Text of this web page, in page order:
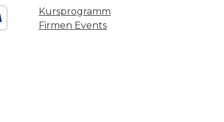
Kursprogramm
Firmen Events